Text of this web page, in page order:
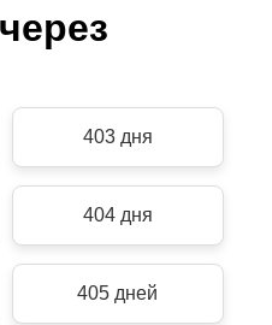
403 дня
404 дня
405 дней